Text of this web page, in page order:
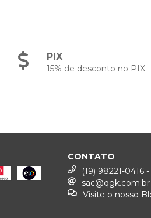
PIX
15% de desconto no PIX
CONTATO
(19) 98221-0416
sac@qgk.com.br
Visite o nosso